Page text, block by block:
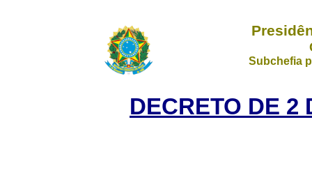
Subchefia
DECRETO DE 2